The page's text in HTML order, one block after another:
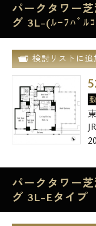
パークタワー
グ 3L-(ﾙｰﾌﾊﾞﾙ
検討リストに追
敷
パークタワー
グ 3L-Eタイプ